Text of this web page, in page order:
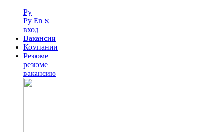
Ру
Ру En א
вход
Вакансии
Компании
Резюме
резюме
вакансию